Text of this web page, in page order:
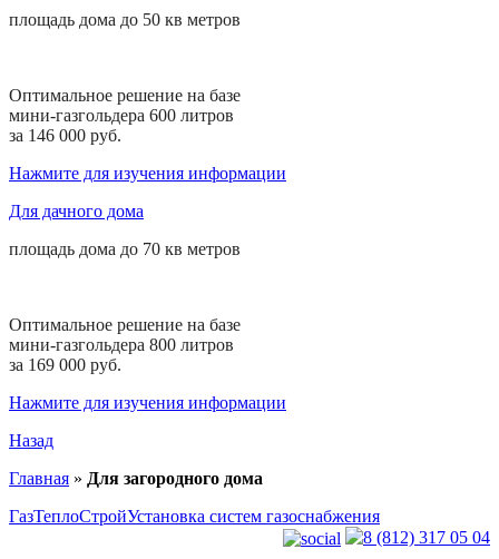
площадь дома до 50 кв метров
Оптимальное решение на базе
мини-газгольдера 600 литров
за 146 000 руб.
Нажмите для изучения информации
Для дачного дома
площадь дома до 70 кв метров
Оптимальное решение на базе
мини-газгольдера 800 литров
за 169 000 руб.
Нажмите для изучения информации
Назад
Главная » Для загородного дома
ГазТеплоСтройУстановка систем газоснабжения
8 (812) 317 05 04